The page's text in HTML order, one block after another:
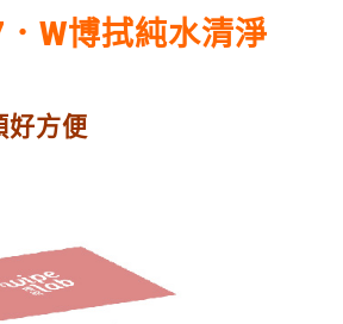
W博拭純水清淨
好方便